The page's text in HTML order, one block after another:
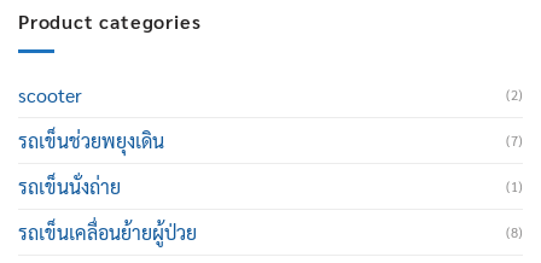
Product categories
scooter (2)
รถเข็นช่วยพยุงเดิน (7)
รถเข็นนั่งถ่าย (1)
รถเข็นเคลื่อนย้ายผู้ป่วย (8)